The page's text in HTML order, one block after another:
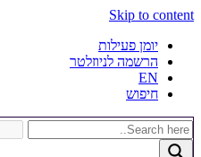
Skip to content
יומן פעילות
הרשמה לניוזלטר
EN
חיפוש